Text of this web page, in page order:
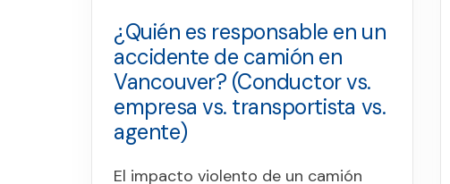
¿Quién es responsable en un
accidente de camión en
Vancouver? (Conductor vs.
empresa vs. transportista vs.
agente)
El impacto violento de un camión